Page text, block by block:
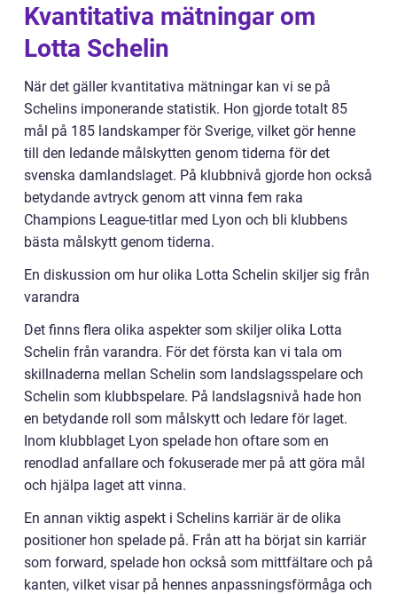
Kvantitativa mätningar om
Lotta Schelin
När det gäller kvantitativa mätningar kan vi se på
Schelins imponerande statistik. Hon gjorde totalt 85
mål på 185 landskamper för Sverige, vilket gör henne
till den ledande målskytten genom tiderna för det
svenska damlandslaget. På klubbnivå gjorde hon också
betydande avtryck genom att vinna fem raka
Champions League-titlar med Lyon och bli klubbens
bästa målskytt genom tiderna.
En diskussion om hur olika Lotta Schelin skiljer sig från
varandra
Det finns flera olika aspekter som skiljer olika Lotta
Schelin från varandra. För det första kan vi tala om
skillnaderna mellan Schelin som landslagsspelare och
Schelin som klubbspelare. På landslagsnivå hade hon
en betydande roll som målskytt och ledare för laget.
Inom klubblaget Lyon spelade hon oftare som en
renodlad anfallare och fokuserade mer på att göra mål
och hjälpa laget att vinna.
En annan viktig aspekt i Schelins karriär är de olika
positioner hon spelade på. Från att ha börjat sin karriär
som forward, spelade hon också som mittfältare och på
kanten, vilket visar på hennes anpassningsförmåga och